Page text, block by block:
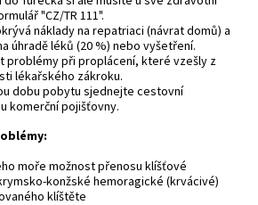
"CZ/TR 111".
náklady na repatriaci (návrat domů) a
úhradě léků (20 %) nebo vyšetření.
problémy při proplácení, které vzešly z
lékařského zákroku.
dobu pobytu sjednejte cestovní
komerční pojišťovny.
moře možnost přenosu klíšťové
konžské hemoragické (krvácivé)
klíštěte